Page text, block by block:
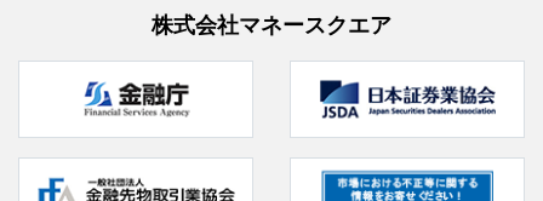
株式会社マネースクエア